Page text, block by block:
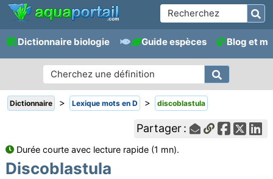
Dictionnaire biologie Guide espèces Blog et
Dictionnaire > Lexique mots en D > discoblastula
Partager :
Durée courte avec lecture rapide (1 mn).
Discoblastula